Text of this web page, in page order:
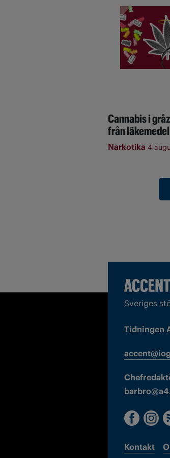
Cannabis i
från
Narkotika 4
Sveriges
Tidningen
Kontakt